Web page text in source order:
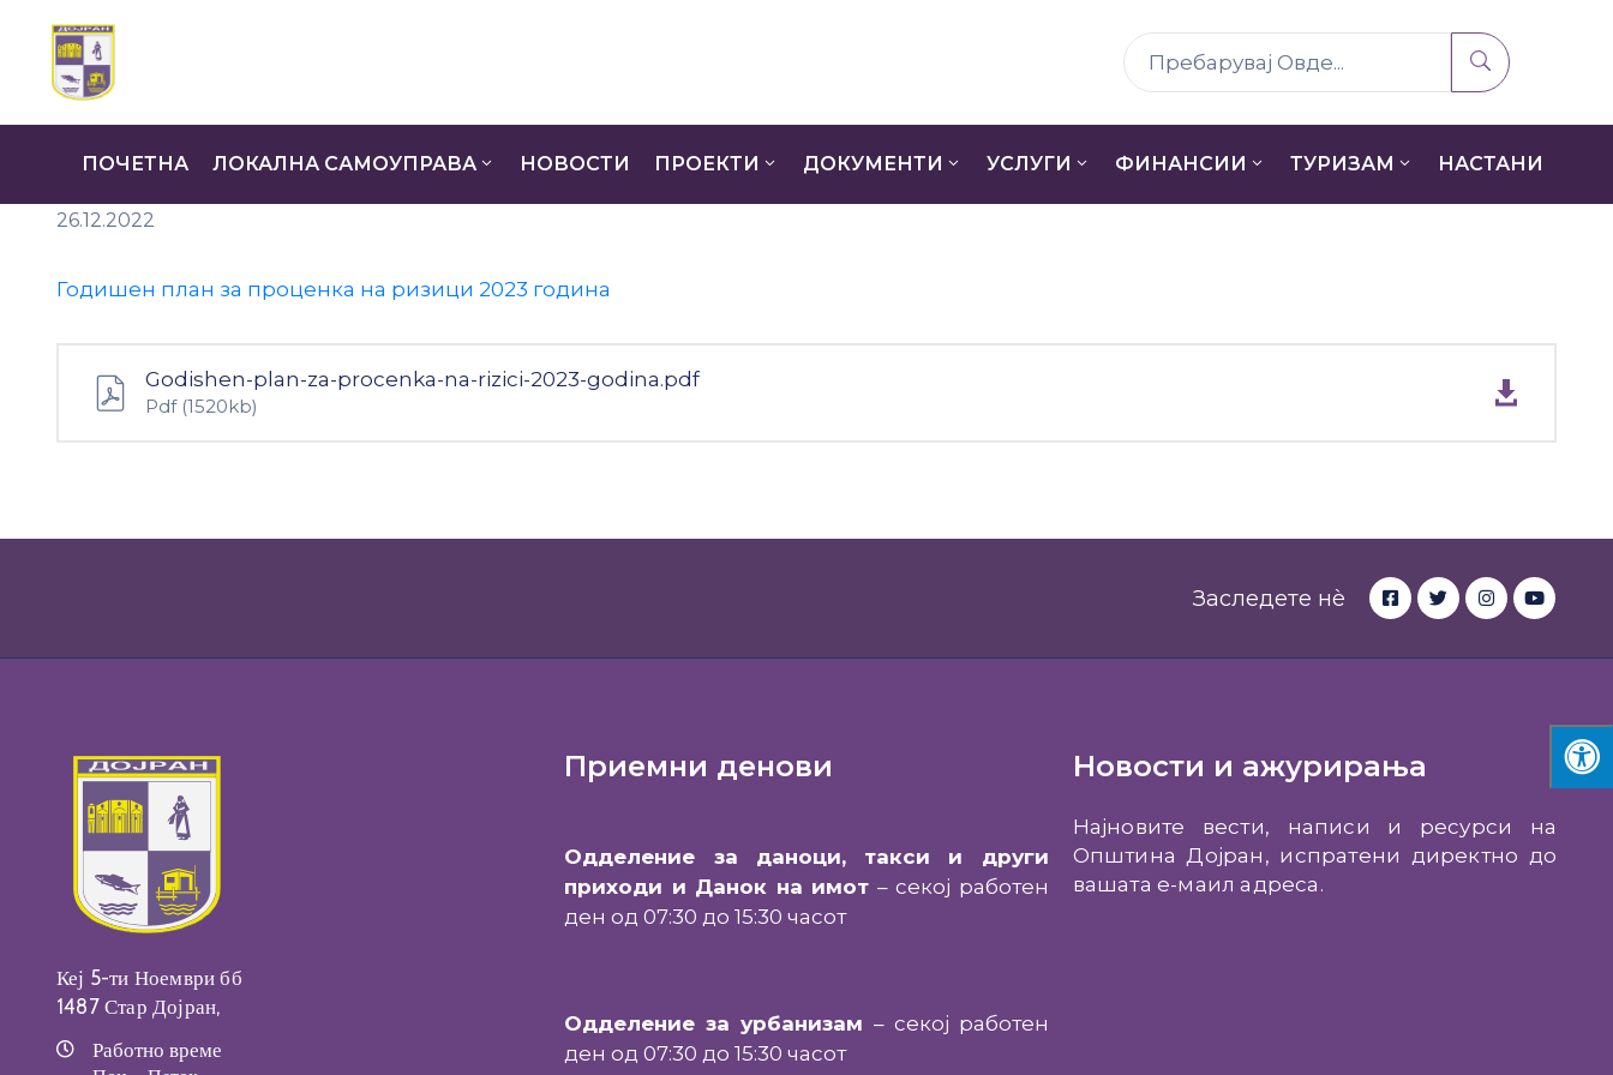
ПОЧЕТНА ЛОКАЛНА САМОУПРАВА НОВОСТИ ПРОЕКТИ ДОКУМЕНТИ УСЛУГИ ФИНАНСИИ ТУРИЗАМ НАСТАНИ
26.12.2022
Годишен план за проценка на ризици 2023 година
Godishen-plan-za-procenka-na-rizici-2023-godina.pdf
Pdf (1520kb)
Заследете нè
Кеј 5-ти Ноември бб
1487 Стар Дојран,
Работно време
Приемни денови
Одделение за даноци, такси и други
приходи и Данок на имот – секој работен
ден од 07:30 до 15:30 часот
Одделение за урбанизам – секој работен
ден од 07:30 до 15:30 часот
Новости и ажурирања
Најновите вести, написи и ресурси на
Општина Дојран, испратени директно до
вашата е-маил адреса.